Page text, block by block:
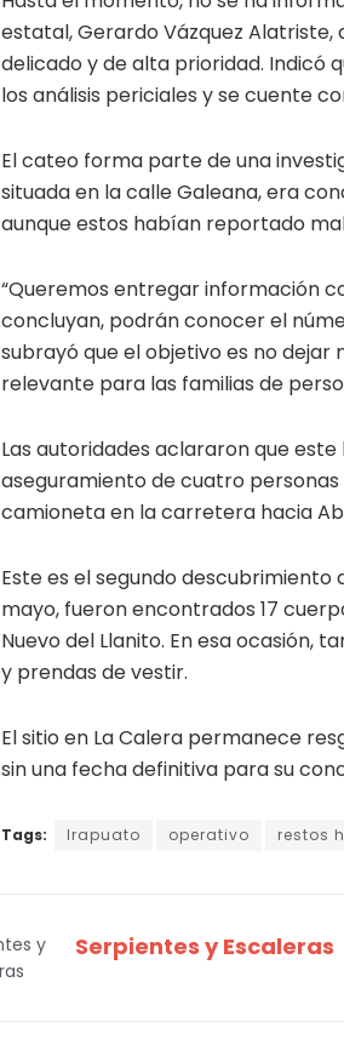
estatal, Gerardo Vázquez Alatriste,
delicado y de alta prioridad. Indicó
los análisis periciales y se cuente
El cateo forma parte de una
situada en la calle Galeana, era
aunque estos habían reportado
“Queremos entregar información
concluyan, podrán conocer el
subrayó que el objetivo es no dejar
relevante para las familias de
Las autoridades aclararon que
aseguramiento de cuatro
camioneta en la carretera hacia
Este es el segundo descubrimiento
mayo, fueron encontrados 17
Nuevo del Llanito. En esa ocasión,
y prendas de vestir.
El sitio en La Calera permanece
sin una fecha definitiva para su
Tags: Irapuato operativo restos
Serpientes y Escaleras